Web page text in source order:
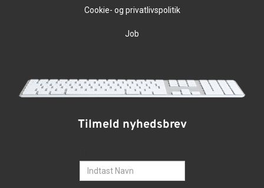
Cookie- og privatlivspolitik
Job
Tilmeld nyhedsbrev